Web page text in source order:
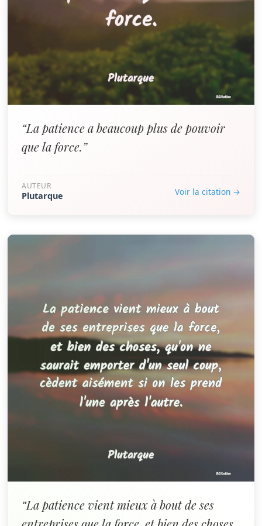
“La patience a beaucoup plus de pouvoir
que la force.”
AUTEUR
Plutarque Voir la citation →
“La patience vient mieux à bout de ses